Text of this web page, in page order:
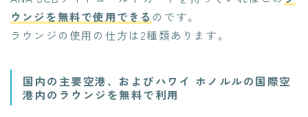
ウンジを無料で使用できる のです。
ラウンジの使用の仕方は2種類あります。
国内の主要空港、およびハワイ ホノルルの国際空
港内のラウンジを無料で利用